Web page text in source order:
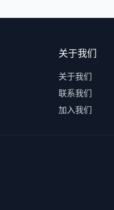
关于我们
关于我们
联系我们
加入我们